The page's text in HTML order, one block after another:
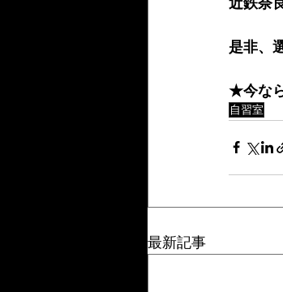
是非、
★今な
自習室
最新記事